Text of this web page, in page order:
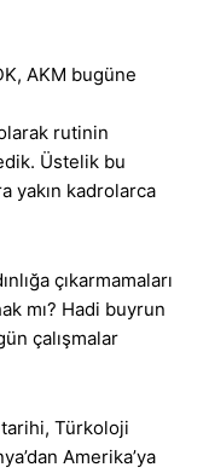
AKM bugüne
rutinin
Üstelik bu
yakın kadrolarca
çıkarmamaları
mı? Hadi buyrun
çalışmalar
Türkoloji
Amerika’ya